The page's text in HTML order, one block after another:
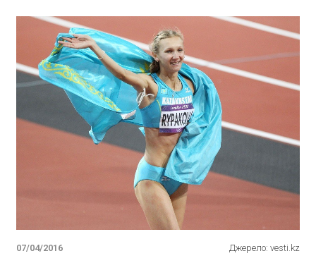
07/04/2016 Джерело: vesti.kz